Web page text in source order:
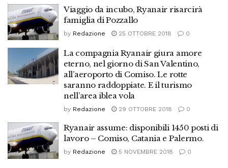
Viaggio da incubo, Ryanair risarcirà
famiglia di Pozzallo
by Redazione 25 OTTOBRE 2018 0
La compagnia Ryanair giura amore
eterno, nel giorno di San Valentino,
all’aeroporto di Comiso. Le rotte
saranno raddoppiate. E il turismo
nell’area iblea vola
by Redazione 29 OTTOBRE 2018 0
Ryanair assume: disponibili 1450 posti di
lavoro – Comiso, Catania e Palermo.
by Redazione 5 NOVEMBRE 2018 0